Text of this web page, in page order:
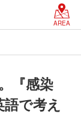
AREA
『感染
で考え